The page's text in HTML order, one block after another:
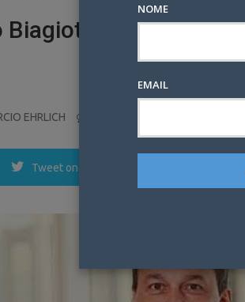
Biagiotti assume o
EHRLICH
Tweet on Twitter
NOME
EMAIL